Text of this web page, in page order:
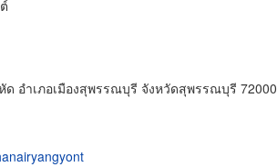
อำเภอเมืองสุพรรณบุรี จังหวัดสุพรรณบุรี 72000